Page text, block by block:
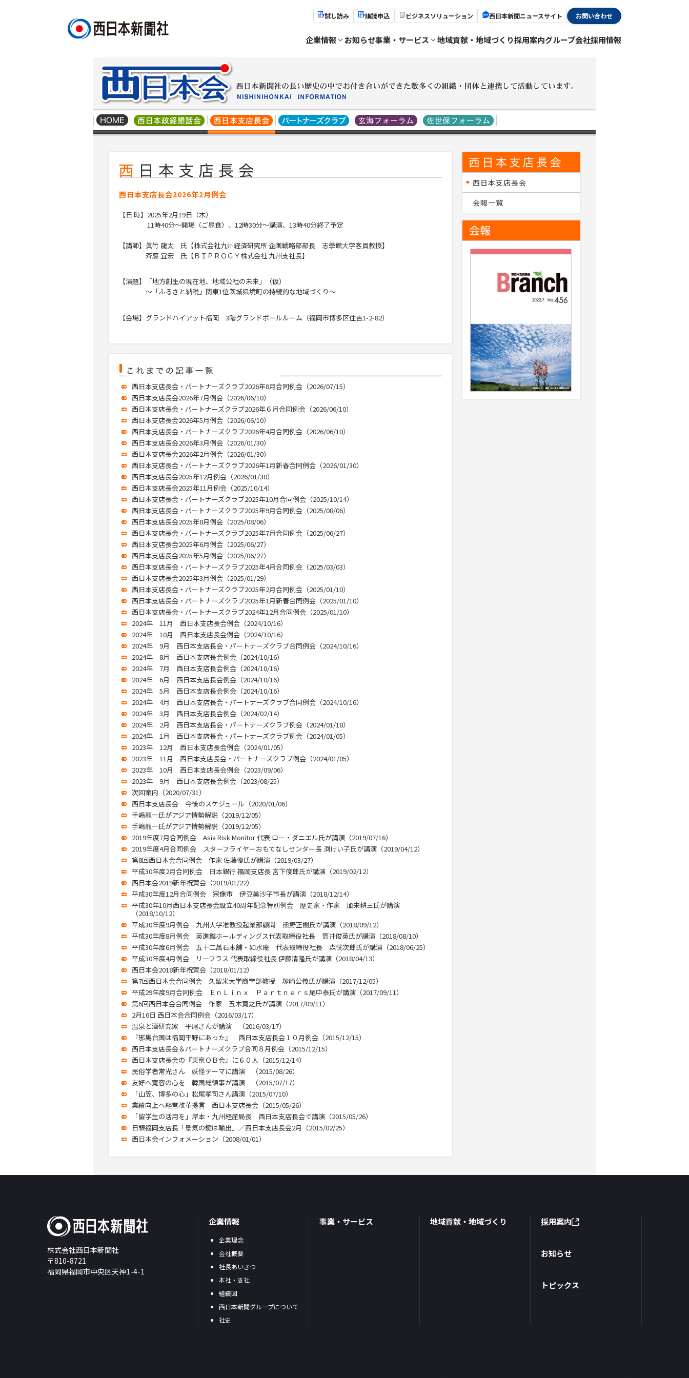
試し読み 購読申込 ビジネスソリューション 西日本新聞ニュースサイト お問い合わせ
企業情報 お知らせ事業・サービス 地域貢献・地域づくり採用案内グループ会社採用情報
西日本支店長会2026年2月例会
【日 時】 2025年2月19日（木）
11時40分～開場（ご昼食）、 12時30分～講演、 13時40分終了予定
【講師】眞竹 龍太 氏【株式会社九州経済研究所 企画戦略部部長 志學館大学客員教授】
斉藤 宜宏 氏【ＢＩＰＲＯＧＹ株式会社 九州支社長】
【演題】「地方創生の現在地、地域公社の未来」（仮）
～「ふるさと納税」関東1位茨城県境町の持続的な地域づくり～
【会場】グランドハイアット福岡 3階グランドボールルーム（福岡市博多区住吉1-2-82）
西日本支店長会・パートナーズクラブ2026年8月合同例会（2026/07/15）
西日本支店長会2026年7月例会（2026/06/10）
西日本支店長会・パートナーズクラブ2026年６月合同例会（2026/06/10）
西日本支店長会2026年5月例会（2026/06/10）
西日本支店長会・パートナーズクラブ2026年4月合同例会（2026/06/10）
西日本支店長会2026年3月例会（2026/01/30）
西日本支店長会2026年2月例会（2026/01/30）
西日本支店長会・パートナーズクラブ2026年1月新春合同例会（2026/01/30）
西日本支店長会2025年12月例会（2026/01/30）
西日本支店長会2025年11月例会（2025/10/14）
西日本支店長会・パートナーズクラブ2025年10月合同例会（2025/10/14）
西日本支店長会・パートナーズクラブ2025年9月合同例会（2025/08/06）
西日本支店長会2025年8月例会（2025/08/06）
西日本支店長会・パートナーズクラブ2025年7月合同例会（2025/06/27）
西日本支店長会2025年6月例会（2025/06/27）
西日本支店長会2025年5月例会（2025/06/27）
西日本支店長会・パートナーズクラブ2025年4月合同例会（2025/03/03）
西日本支店長会2025年3月例会（2025/01/29）
西日本支店長会・パートナーズクラブ2025年2月合同例会（2025/01/10）
西日本支店長会・パートナーズクラブ2025年1月新春合同例会（2025/01/10）
西日本支店長会・パートナーズクラブ2024年12月合同例会（2025/01/10）
2024年 11月 西日本支店長会例会（2024/10/16）
2024年 10月 西日本支店長会例会（2024/10/16）
2024年 9月 西日本支店長会・パートナーズクラブ合同例会（2024/10/16）
2024年 8月 西日本支店長会例会（2024/10/16）
2024年 7月 西日本支店長会例会（2024/10/16）
2024年 6月 西日本支店長会例会（2024/10/16）
2024年 5月 西日本支店長会例会（2024/10/16）
2024年 4月 西日本支店長会・パートナーズクラブ合同例会（2024/10/16）
2024年 3月 西日本支店長会例会（2024/02/14）
2024年 2月 西日本支店長会・パートナーズクラブ例会（2024/01/18）
2024年 1月 西日本支店長会・パートナーズクラブ例会（2024/01/05）
2023年 12月 西日本支店長会例会（2024/01/05）
2023年 11月 西日本支店長会・パートナーズクラブ例会（2024/01/05）
2023年 10月 西日本支店長会例会（2023/09/06）
2023年 9月 西日本支店長会例会（2023/08/25）
次回案内（2020/07/31）
西日本支店長会 今後のスケジュール（2020/01/06）
手嶋龍一氏がアジア情勢解説（2019/12/05）
手嶋龍一氏がアジア情勢解説（2019/12/05）
2019年度7月合同例会 Asia Risk Monitor 代表 ロー・ダニエル氏が講演（2019/07/16）
2019年度4月合同例会 スターフライヤーおもてなしセンター長 渕けい子氏が講演（2019/04/12）
第8回西日本会合同例会 作家 佐藤優氏が講演（2019/03/27）
平成30年度2月合同例会 日本銀行 福岡支店長 宮下俊郎氏が講演（2019/02/12）
西日本会2019新年祝賀会（2019/01/22）
平成30年度12月合同例会 宗像市 伊豆美沙子市長が講演（2018/12/14）
平成30年10月西日本支店長会設立40周年記念特別例会 歴史家・作家 加来耕三氏が講演
（2018/10/12）
平成30年度9月例会 九州大学准教授起業部顧問 熊野正樹氏が講演（2018/09/12）
平成30年度8月例会 英進館ホールディングス代表取締役社長 筒井俊英氏が講演（2018/08/10）
平成30年度6月例会 五十二萬石本舗・如水庵 代表取締役社長 森恍次郎氏が講演（2018/06/25）
平成30年度4月例会 リーフラス 代表取締役社長 伊藤清隆氏が講演（2018/04/13）
西日本会2018新年祝賀会（2018/01/12）
第7回西日本会合同例会 久留米大学商学部教授 塚崎公義氏が講演（2017/12/05）
平成29年度9月合同例会 ＥｎＬｉｎｘ Ｐａｒｔｎｅｒｓ尾中泰氏が講演（2017/09/11）
第6回西日本会合同例会 作家 五木寛之氏が講演（2017/09/11）
2月16日 西日本会合同例会（2016/03/17）
温泉と酒研究家 平尾さんが講演 （2016/03/17）
『邪馬台国は福岡平野にあった』 西日本支店長会１０月例会（2015/12/15）
西日本支店長会＆パートナーズクラブ合同８月例会（2015/12/15）
西日本支店長会の『東京ＯＢ会』に６０人（2015/12/14）
民俗学者常光さん 妖怪テーマに講演 （2015/08/26）
友好へ寛容の心を 韓国総領事が講演 （2015/07/17）
「山笠、博多の心」松尾孝司さん講演（2015/07/10）
業績向上へ経営改革提言 西日本支店長会（2015/05/26）
「留学生の活用を」岸本・九州経産局長 西日本支店長会で講演（2015/05/26）
日銀福岡支店長「景気の鍵は輸出」／西日本支店長会2月（2015/02/25）
西日本会インフォメーション（2008/01/01）
西日本支店長会
会報一覧
株式会社西日本新聞社
〒810-8721
福岡県福岡市中央区天神1-4-1
企業情報
企業理念
会社概要
社長あいさつ
本社・支社
組織図
西日本新聞グループについて
社史
事業・サービス 地域貢献・地域づくり 採用案内
お知らせ
トピックス